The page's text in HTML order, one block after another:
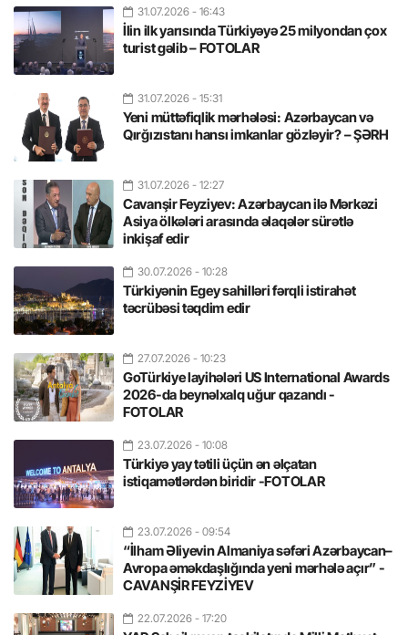
31.07.2026 - 16:43
İlin ilk yarısında Türkiyəyə 25 milyondan çox
turist gəlib – FOTOLAR
31.07.2026 - 15:31
Yeni müttəfiqlik mərhələsi: Azərbaycan və
Qırğızıstanı hansı imkanlar gözləyir? – ŞƏRH
31.07.2026 - 12:27
Cavanşir Feyziyev: Azərbaycan ilə Mərkəzi
Asiya ölkələri arasında əlaqələr sürətlə
inkişaf edir
30.07.2026 - 10:28
Türkiyənin Egey sahilləri fərqli istirahət
təcrübəsi təqdim edir
27.07.2026 - 10:23
GoTürkiye layihələri US International Awards
2026-da beynəlxalq uğur qazandı -
FOTOLAR
23.07.2026 - 10:08
Türkiyə yay tətili üçün ən əlçatan
istiqamətlərdən biridir -FOTOLAR
23.07.2026 - 09:54
“İlham Əliyevin Almaniya səfəri Azərbaycan–
Avropa əməkdaşlığında yeni mərhələ açır” -
CAVANŞİR FEYZİYEV
22.07.2026 - 17:20